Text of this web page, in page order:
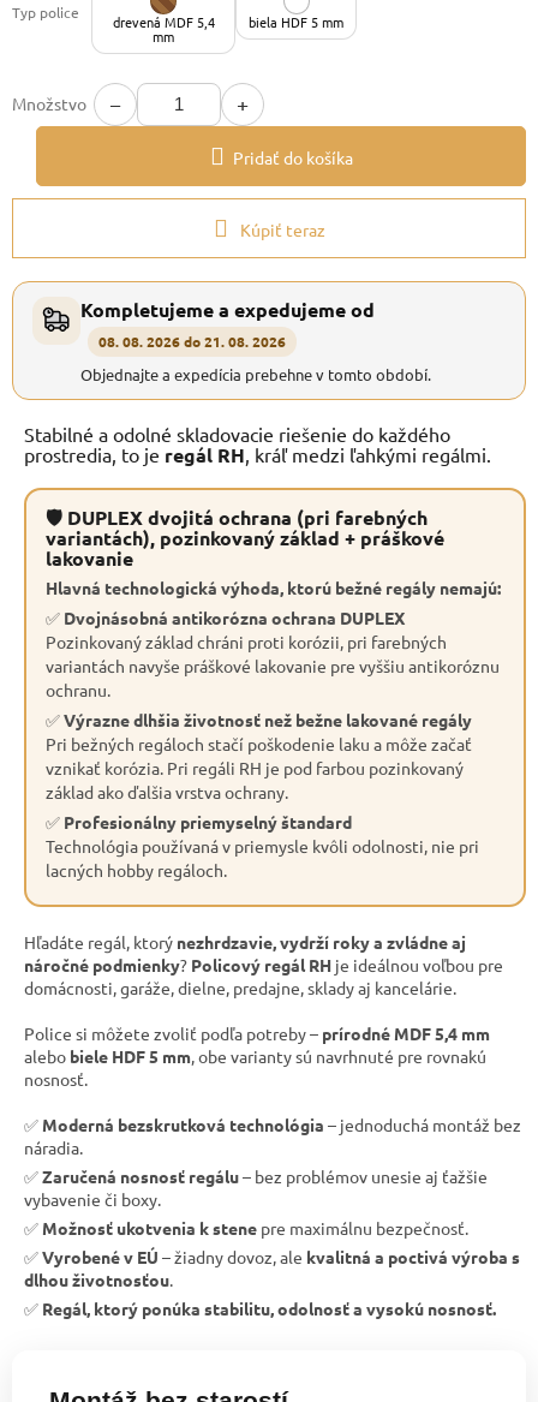
Typ police drevená MDF 5,4
mm
biela HDF 5 mm
Množstvo − +
Pridať do košíka
Kúpiť teraz
Kompletujeme a expedujeme od
08. 08. 2026 do 21. 08. 2026
Objednajte a expedícia prebehne v tomto období.
Stabilné a odolné skladovacie riešenie do každého
prostredia, to je regál RH , kráľ medzi ľahkými regálmi.
🛡 DUPLEX dvojitá ochrana (pri farebných
variantách), pozinkovaný základ + práškové
lakovanie
Hlavná technologická výhoda, ktorú bežné regály nemajú:
✅ Dvojnásobná antikorózna ochrana DUPLEX
Pozinkovaný základ chráni proti korózii, pri farebných
variantách navyše práškové lakovanie pre vyššiu antikoróznu
ochranu.
✅Výrazne dlhšia životnosť než bežne lakované regály
Pri bežných regáloch stačí poškodenie laku a môže začať
vznikať korózia. Pri regáli RH je pod farbou pozinkovaný
základ ako ďalšia vrstva ochrany.
✅ Profesionálny priemyselný štandard
Technológia používaná v priemysle kvôli odolnosti, nie pri
lacných hobby regáloch.
Hľadáte regál, ktorý nezhrdzavie, vydrží roky a zvládne aj
náročné podmienky? Policový regál RH je ideálnou voľbou pre
domácnosti, garáže, dielne, predajne, sklady aj kancelárie.
Police si môžete zvoliť podľa potreby – prírodné MDF 5,4 mm
alebo biele HDF 5 mm , obe varianty sú navrhnuté pre rovnakú
nosnosť.
✅ Moderná bezskrutková technológia – jednoduchá montáž bez
náradia.
✅Zaručená nosnosť regálu– bez problémov unesie aj ťažšie
vybavenie či boxy.
✅ Možnosť ukotvenia k stene pre maximálnu bezpečnosť.
✅Vyrobené v EÚ – žiadny dovoz, ale kvalitná a poctivá výroba s
dlhou životnosťou
✅ Regál, ktorý ponúka stabilitu, odolnosť a vysokú nosnosť.